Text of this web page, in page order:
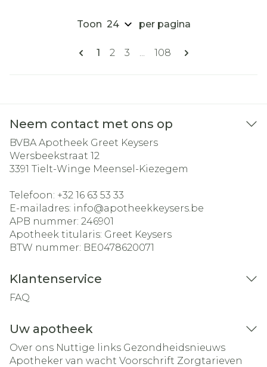
Pagina's
U lees momenteel pagina
1 Pagina
2 Pagina
3 ... Pagina
108
Toon per pagina
Neem contact met ons op
BVBA Apotheek Greet Keysers
Wersbeekstraat 12
3391 Tielt-Winge Meensel-Kiezegem
Telefoon: +32 16 63 53 33
E-mailadres: info@apotheekkeysers.be
APB nummer: 246901
Apotheek titularis: Greet Keysers
BTW nummer: BE0478620071
Klantenservice
FAQ
Uw apotheek
Over ons Nuttige links Gezondheidsnieuws
Apotheker van wacht Voorschrift Zorgtarieven